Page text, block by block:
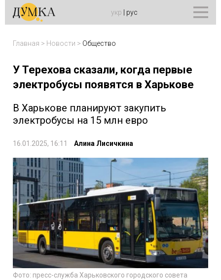
укр рус
Главная > Новости > Общество
У Терехова сказали, когда первые
электробусы появятся в Харькове
В Харькове планируют закупить
электробусы на 15 млн евро
16.01.2025, 16:11 Алина Лисичкина
Фото: пресс-служба Харьковского городского совета